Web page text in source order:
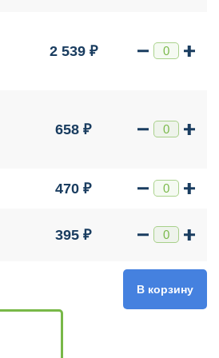
2 539 ₽
658 ₽
470 ₽
395 ₽
В корзину